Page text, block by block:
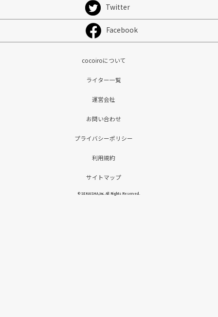
Twitter
Facebook
cocoiroについて
ライター一覧
運営会社
お問い合わせ
プライバシーポリシー
利用規約
サイトマップ
© SEKAISHA,Inc. All Rights Reserved.